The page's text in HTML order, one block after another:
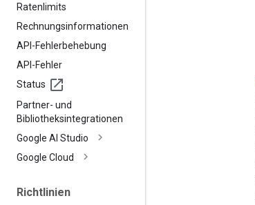
Ratenlimits
Rechnungsinformationen
API-Fehlerbehebung
API-Fehler
Status
Partner- und
Bibliotheksintegrationen
Google AI Studio
Google Cloud
Richtlinien